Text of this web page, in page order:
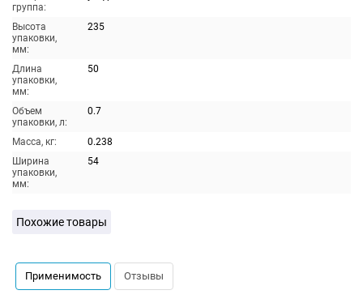
группа:
Высота
упаковки,
мм:
235
Длина
упаковки,
мм:
50
Объем
упаковки, л:
0.7
Масса, кг:
0.238
Ширина
упаковки,
мм:
54
Похожие товары
Применимость Отзывы